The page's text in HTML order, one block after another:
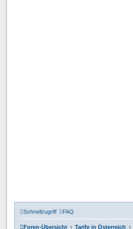
Schnellzugriff FAQ
Foren-Übersicht Tarife in Österreich